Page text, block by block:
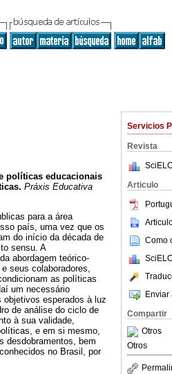
Servicios
Revista
Articulo
Como
Enviar
Compartir
Otros
Otros
políticas educacionais
Práxis Educativa
para a área
país, uma vez que os
do início da década de
sensu. A
abordagem teórico-
seus colaboradores,
as políticas
um necessário
esperados à luz
de análise do ciclo de
à sua validade,
e em si mesmo,
desdobramentos, bem
no Brasil, por